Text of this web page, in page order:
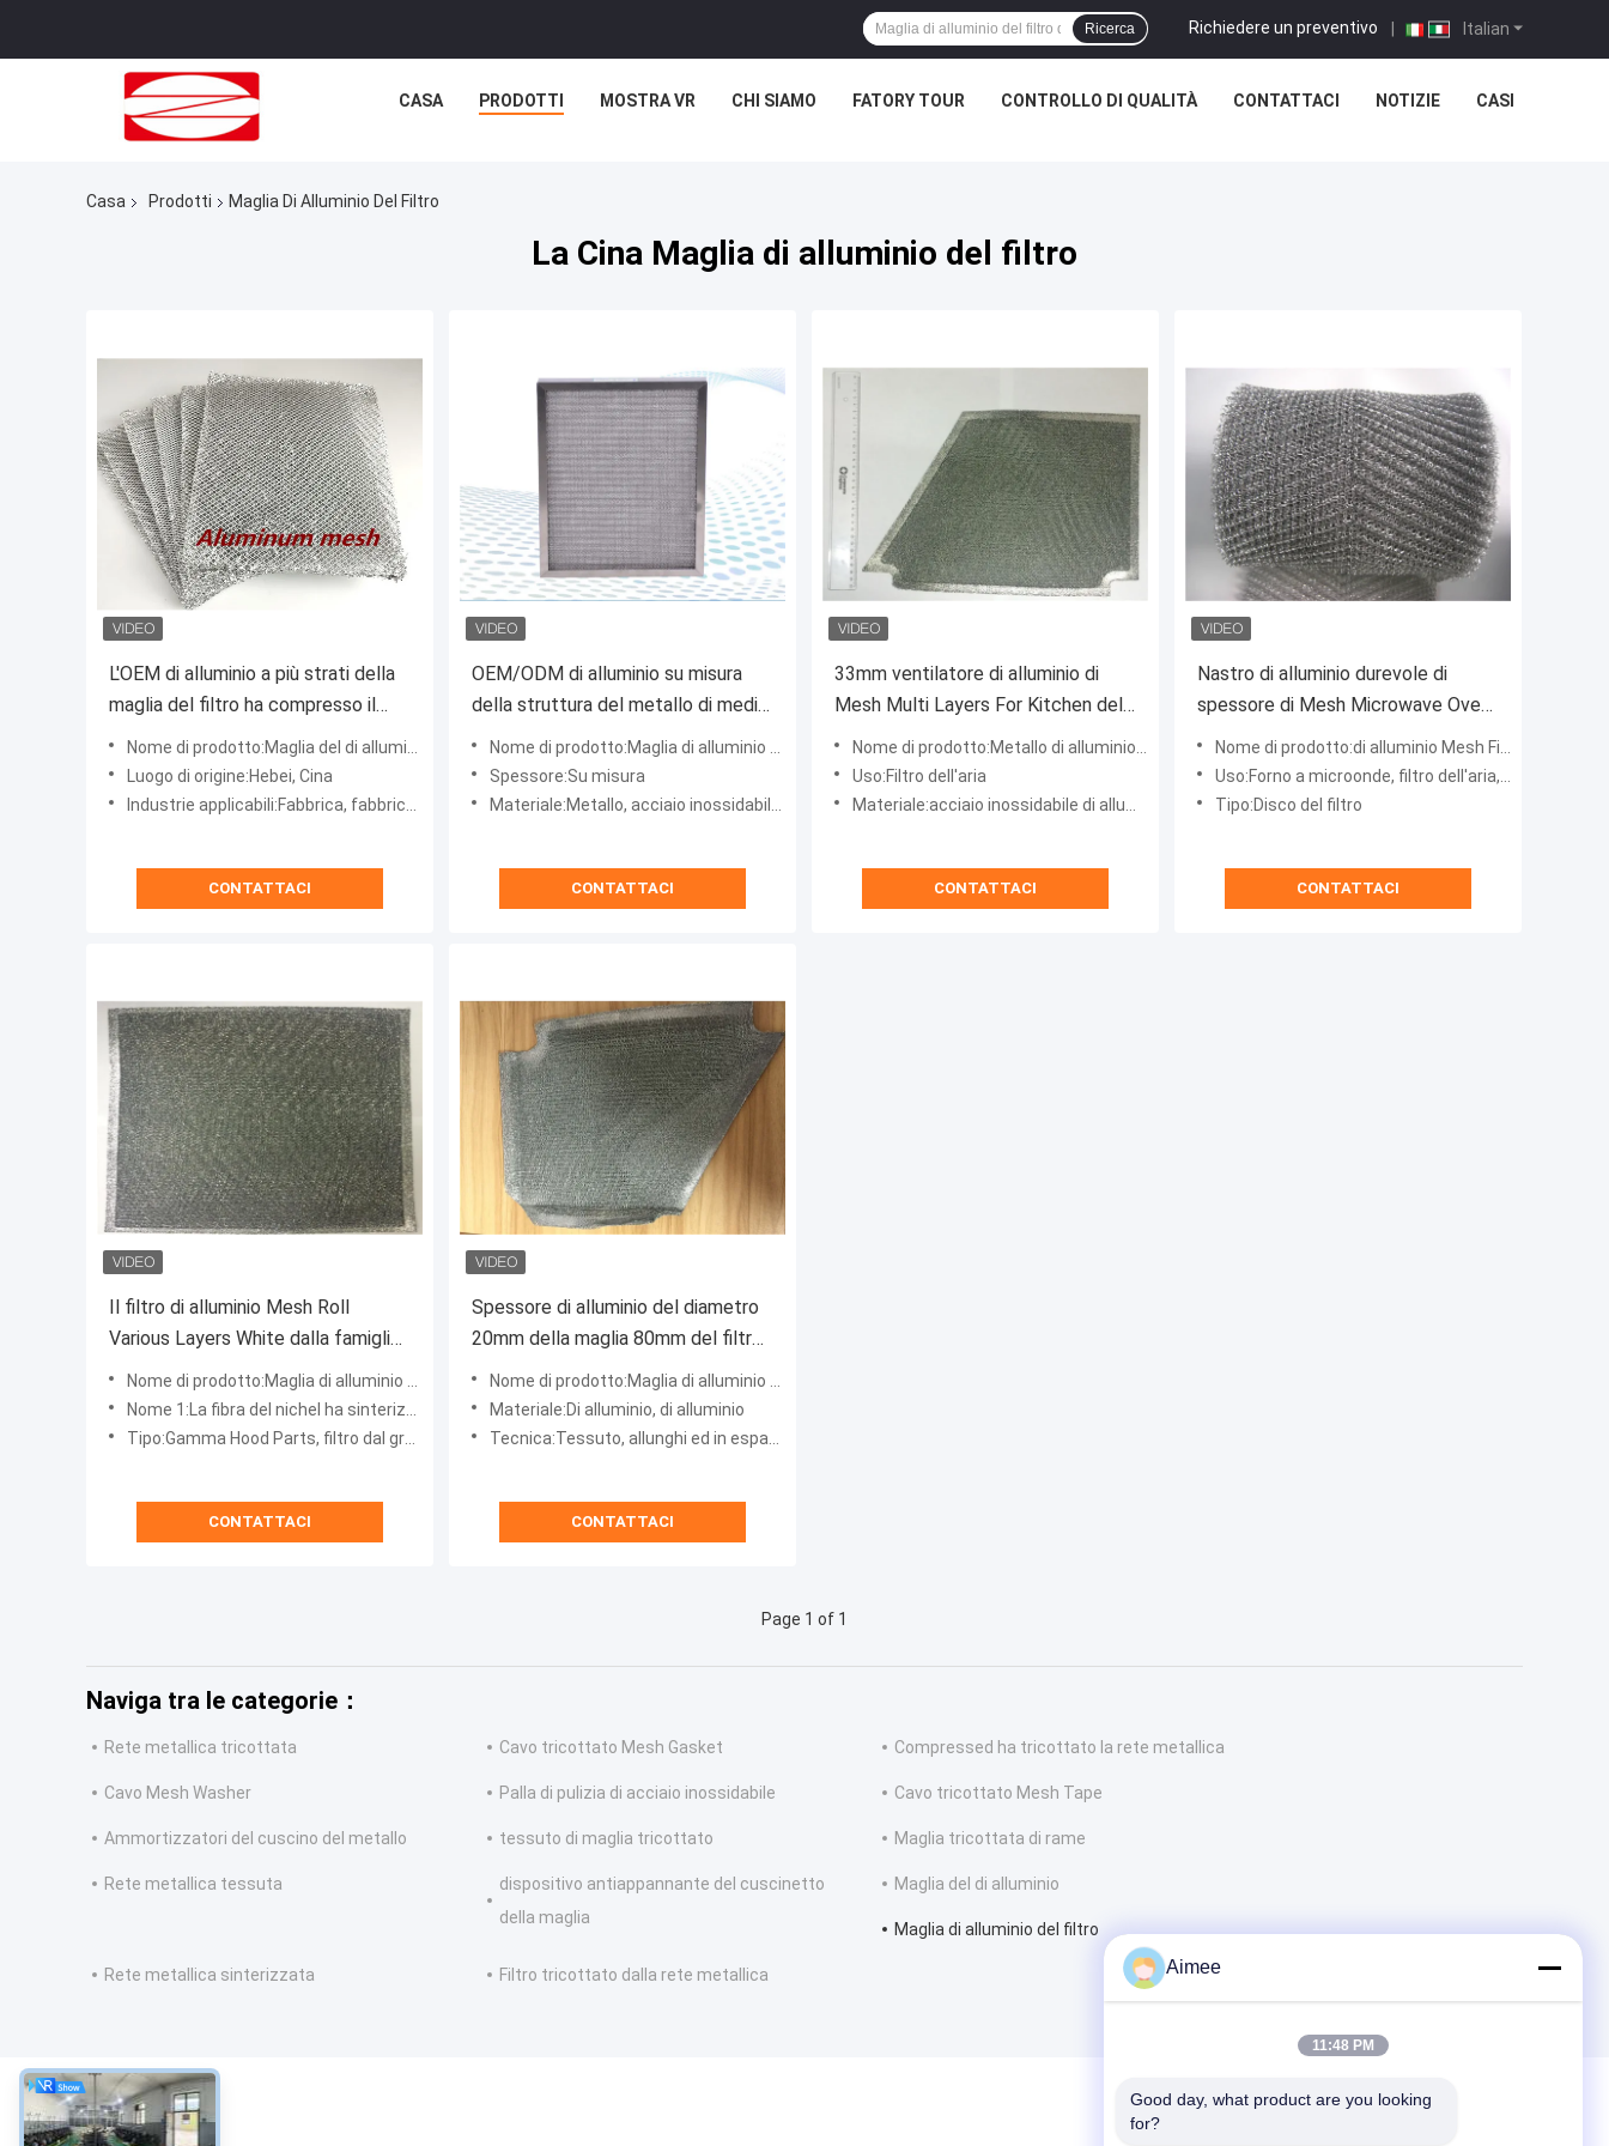
Italian
Richiedere un preventivo |
Ricerca
CASA PRODOTTI MOSTRA VR CHI SIAMO FATORY TOUR CONTROLLO DI QUALITÀ CONTATTACI NOTIZIE CASI
Casa Prodotti Maglia Di Alluminio Del Filtro
La Cina Maglia di alluminio del filtro
L'OEM di alluminio a più strati della
maglia del filtro ha compresso il
colore dell'argento dello sfiatatoio
del favo
Nome di prodotto:Maglia del di alluminio
Luogo di origine:Hebei, Cina
Industrie applicabili:Fabbrica, fabbrica della bevanda & dell'alimento, uso domestico, dell'azienda agricolo, negozio di a
CONTATTACI
OEM/ODM di alluminio su misura
della struttura del metallo di media
della maglia del filtro per il radiatore
Nome di prodotto:Maglia di alluminio del filtro
Spessore:Su misura
Materiale:Metallo, acciaio inossidabile, nylon, 316L, alluminio
CONTATTACI
33mm ventilatore di alluminio di
Mesh Multi Layers For Kitchen del
metallo da 70 micron
Nome di prodotto:Metallo di alluminio Mesh Filter
Uso:Filtro dell'aria
Materiale:acciaio inossidabile di alluminio/del metallo,
CONTATTACI
Nastro di alluminio durevole di
spessore di Mesh Microwave Oven
0.05mm del filtro come il filamento
Nome di prodotto:di alluminio Mesh Filter
Uso:Forno a microonde, filtro dell'aria, riscaldamento ad alta temperatura del forno elettrico
Tipo:Disco del filtro
CONTATTACI
Il filtro di alluminio Mesh Roll
Various Layers White dalla famiglia
ha personalizzato il ODM senza
struttura
Nome di prodotto:Maglia di alluminio del filtro
Nome 1:La fibra del nichel ha sinterizzato il filtro tricottato compresso dalla rete metallica, il filtro d
Tipo:Gamma Hood Parts, filtro dal grasso di Hood Metal Mesh Fan Vent del fornello
CONTATTACI
Spessore di alluminio del diametro
20mm della maglia 80mm del filtro
da ZT per il ventilatore della
cucina/filtro dal petrolio
Nome di prodotto:Maglia di alluminio del filtro
Materiale:Di alluminio, di alluminio
Tecnica:Tessuto, allunghi ed in espansione
CONTATTACI
Page 1 of 1
Naviga tra le categorie：
Rete metallica tricottata Cavo tricottato Mesh Gasket Compressed ha tricottato la rete metallica
Cavo Mesh Washer Palla di pulizia di acciaio inossidabile Cavo tricottato Mesh Tape
Ammortizzatori del cuscino del metallo tessuto di maglia tricottato Maglia tricottata di rame
Rete metallica tessuta
dispositivo antiappannante del cuscinetto
della maglia
Maglia del di alluminio
Maglia di alluminio del filtro
Rete metallica sinterizzata Filtro tricottato dalla rete metallica Aimee
11:48 PM
Good day, what product are you looking
for?